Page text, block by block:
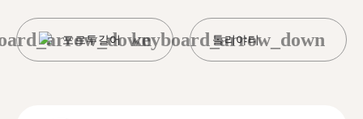
포르투갈어 톨리야티
keyboard_arrow_down